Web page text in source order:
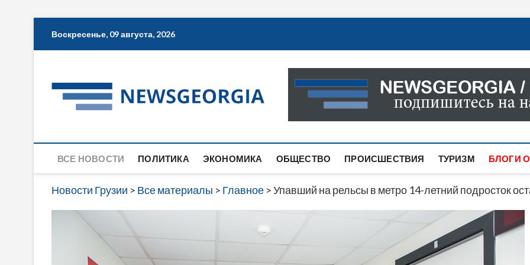
Воскресенье, 09 августа, 2026
Новости Грузии
САМАЯ АКТУАЛЬНАЯ ИНФОРМАЦИЯ О СОБЫТИЯХ
САЙТЕ ВЫ НАЙДЕТЕ НОВОСТИ ПОЛИТИКИ,
ВСЕ НОВОСТИ ПОЛИТИКА ЭКОНОМИКА ОБЩЕСТВО ПРОИСШЕСТВИЯ ТУРИЗМ БЛОГИ
Новости Грузии > Все материалы > Главное >Упавший на рельсы в метро 14-летний подросток